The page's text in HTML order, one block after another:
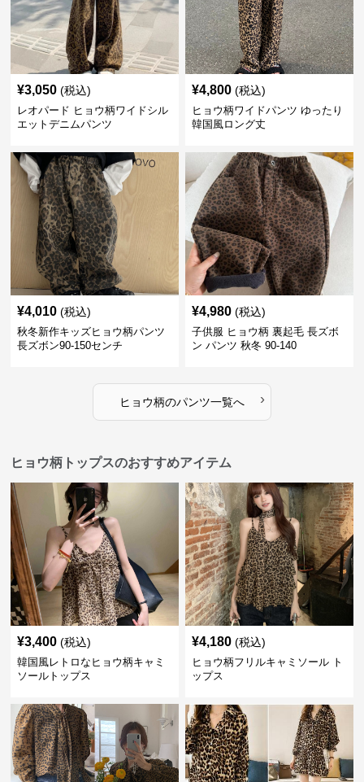
¥3,050 (税込)
レオパード ヒョウ柄ワイドシル
エットデニムパンツ
¥4,800 (税込)
ヒョウ柄ワイドパンツ ゆったり
韓国風ロング丈
¥4,010 (税込)
秋冬新作キッズヒョウ柄パンツ
長ズボン90-150センチ
¥4,980 (税込)
子供服 ヒョウ柄 裏起毛 長ズボ
ン パンツ 秋冬 90-140
ヒョウ柄のパンツ一覧へ ›
ヒョウ柄トップスのおすすめアイテム
¥3,400 (税込)
韓国風レトロなヒョウ柄キャミ
ソールトップス
¥4,180 (税込)
ヒョウ柄フリルキャミソール ト
ップス